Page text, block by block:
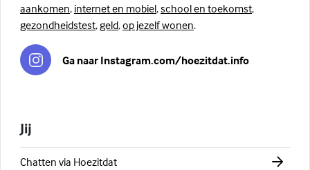
aankomen, internet en mobiel,school en toekomst,
gezondheidstest,geld,op jezelf wonen.
Ga naar Instagram.com/hoezitdat.info
Jij
Chatten via Hoezitdat